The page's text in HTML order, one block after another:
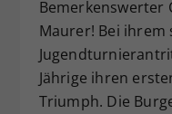
Bemerkenswerter
Maurer! Bei ihrem
Jährige ihren
Triumph. Die